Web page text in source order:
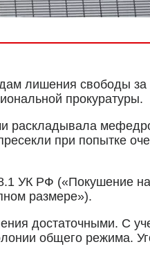
лишения свободы за
прокуратуры.
раскладывала
при попытке
УК РФ («Покушение
размере»).
достаточными. С
общего режима.